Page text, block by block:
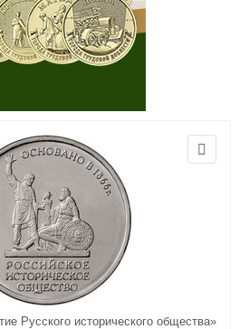
Русского исторического общества»